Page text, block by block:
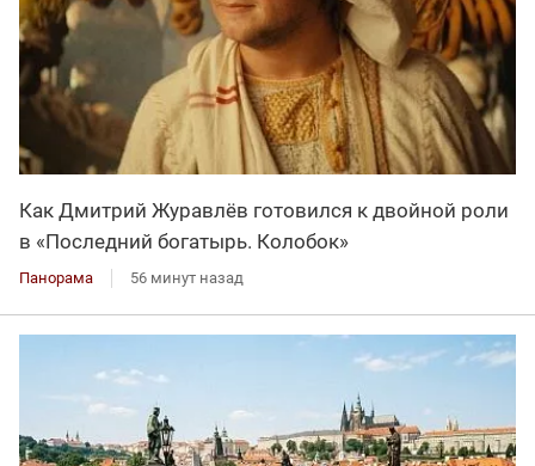
Как Дмитрий Журавлёв готовился к двойной роли
в «Последний богатырь. Колобок»
Панорама 56 минут назад